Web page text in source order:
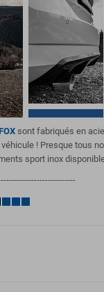
sont fabriqués en
! Presque tous
sport inox